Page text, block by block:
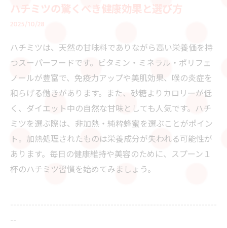
ハチミツの驚くべき健康効果と選び方
2025/10/28
ハチミツは、天然の甘味料でありながら高い栄養価を持
つスーパーフードです。ビタミン・ミネラル・ポリフェ
ノールが豊富で、免疫力アップや美肌効果、喉の炎症を
和らげる働きがあります。また、砂糖よりカロリーが低
く、ダイエット中の自然な甘味としても人気です。ハチ
ミツを選ぶ際は、非加熱・純粋蜂蜜を選ぶことがポイン
ト。加熱処理されたものは栄養成分が失われる可能性が
あります。毎日の健康維持や美容のために、スプーン１
杯のハチミツ習慣を始めてみましょう。
--------------------------------------------------------------------
--